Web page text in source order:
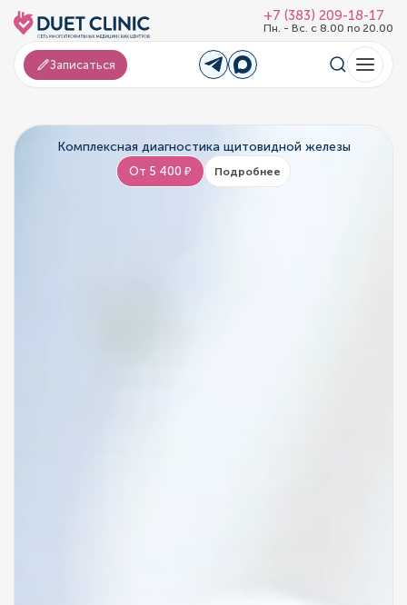
+7 (383) 209-18-17
Пн. - Вс. с 8.00 по 20.00
Записаться
Комплексная диагностика щитовидной железы
От 5 400 ₽ Подробнее